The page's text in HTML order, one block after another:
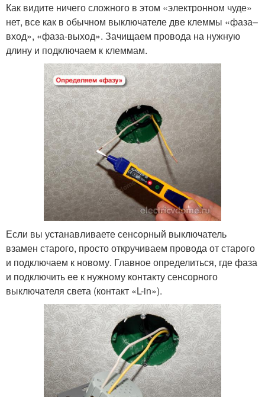
Как видите ничего сложного в этом «электронном чуде»
нет, все как в обычном выключателе две клеммы «фаза–
вход», «фаза-выход». Зачищаем провода на нужную
длину и подключаем к клеммам.
Если вы устанавливаете сенсорный выключатель
взамен старого, просто откручиваем провода от старого
и подключаем к новому. Главное определиться, где фаза
и подключить ее к нужному контакту сенсорного
выключателя света (контакт «L-in»).